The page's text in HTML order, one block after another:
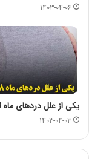
۱۴۰۳-۰۴-۰۶
یکی از علل دردهای ماه 8-7 بارداری
۱۴۰۳-۰۴-۰۳